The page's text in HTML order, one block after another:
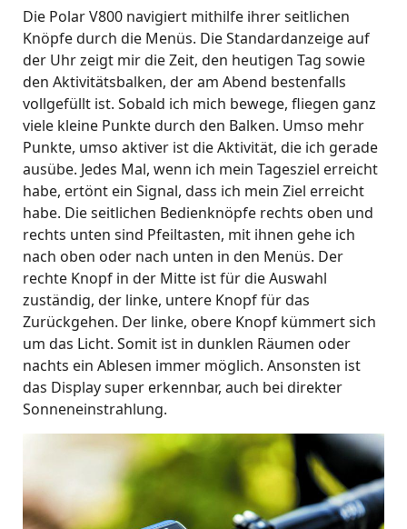
Die Polar V800 navigiert mithilfe ihrer seitlichen
Knöpfe durch die Menüs. Die Standardanzeige auf
der Uhr zeigt mir die Zeit, den heutigen Tag sowie
den Aktivitätsbalken, der am Abend bestenfalls
vollgefüllt ist. Sobald ich mich bewege, fliegen ganz
viele kleine Punkte durch den Balken. Umso mehr
Punkte, umso aktiver ist die Aktivität, die ich gerade
ausübe. Jedes Mal, wenn ich mein Tagesziel erreicht
habe, ertönt ein Signal, dass ich mein Ziel erreicht
habe. Die seitlichen Bedienknöpfe rechts oben und
rechts unten sind Pfeiltasten, mit ihnen gehe ich
nach oben oder nach unten in den Menüs. Der
rechte Knopf in der Mitte ist für die Auswahl
zuständig, der linke, untere Knopf für das
Zurückgehen. Der linke, obere Knopf kümmert sich
um das Licht. Somit ist in dunklen Räumen oder
nachts ein Ablesen immer möglich. Ansonsten ist
das Display super erkennbar, auch bei direkter
Sonneneinstrahlung.